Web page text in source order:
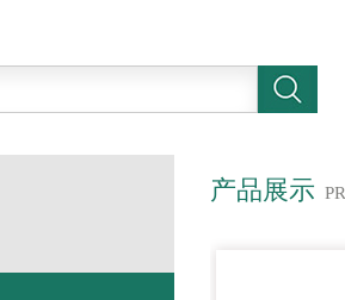
产品展示